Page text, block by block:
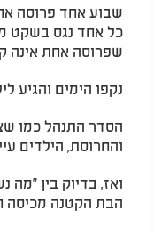
שבוע אחד פרוסה
כל אחד נגס בשקט
שפרוסה אחת אינה
נקפו הימים והגיע
הסדר התנהל כמו
והחרוסת, הילדים
ואז, בדיוק בין "מה
הבת הקטנה מכיסה